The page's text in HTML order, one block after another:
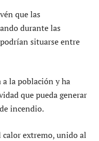
que las
durante las
situarse entre
la población y ha
que pueda generar
incendio.
calor extremo, unido al